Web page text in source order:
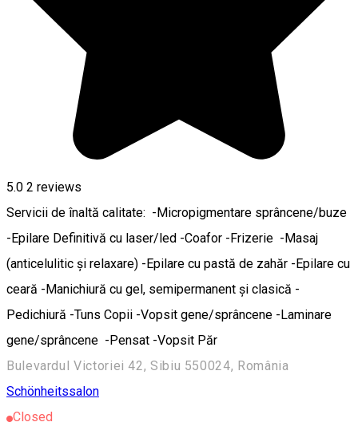
5.0 2 reviews
Servicii de înaltă calitate: -Micropigmentare sprâncene/buze
-Epilare Definitivă cu laser/led -Coafor -Frizerie -Masaj
(anticelulitic și relaxare) -Epilare cu pastă de zahăr -Epilare cu
ceară -Manichiură cu gel, semipermanent și clasică -
Pedichiură -Tuns Copii -Vopsit gene/sprâncene -Laminare
gene/sprâncene -Pensat -Vopsit Păr
Bulevardul Victoriei 42, Sibiu 550024, România
Schönheitssalon
Closed